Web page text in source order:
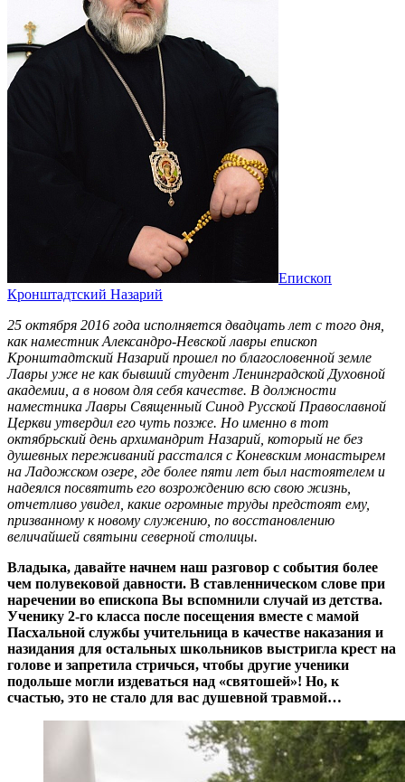
Епископ
Кронштадтский Назарий
25 октября 2016 года исполняется двадцать лет с того дня,
как наместник Александро-Невской лавры епископ
Кронштадтский Назарий прошел по благословенной земле
Лавры уже не как бывший студент Ленинградской Духовной
академии, а в новом для себя качестве. В должности
наместника Лавры Священный Синод Русской Православной
Церкви утвердил его чуть позже. Но именно в тот
октябрьский день архимандрит Назарий, который не без
душевных переживаний расстался с Коневским монастырем
на Ладожском озере, где более пяти лет был настоятелем и
надеялся посвятить его возрождению всю свою жизнь,
отчетливо увидел, какие огромные труды предстоят ему,
призванному к новому служению, по восстановлению
величайшей святыни северной столицы.
Владыка, давайте начнем наш разговор с события более
чем полувековой давности. В ставленническом слове при
наречении во епископа Вы вспомнили случай из детства.
Ученику 2-го класса после посещения вместе с мамой
Пасхальной службы учительница в качестве наказания и
назидания для остальных школьников выстригла крест на
голове и запретила стричься, чтобы другие ученики
подольше могли издеваться над «святошей»! Но, к
счастью, это не стало для вас душевной травмой…